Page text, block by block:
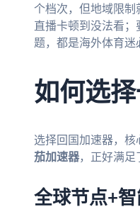
个档次，但地域限制
直播卡顿到没法看；
题，都是海外体育迷
如何选择
选择回国加速器，
茄加速器，正好满足
全球节点+